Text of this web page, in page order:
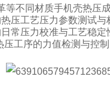
等不同材质手机壳热压
压工艺压力参数测试与
常压力校准与工艺稳定
压工序的力值检测与控制